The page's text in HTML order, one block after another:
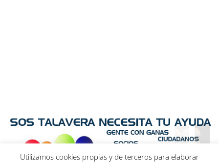
Utilizamos cookies propias y de terceros para elaborar